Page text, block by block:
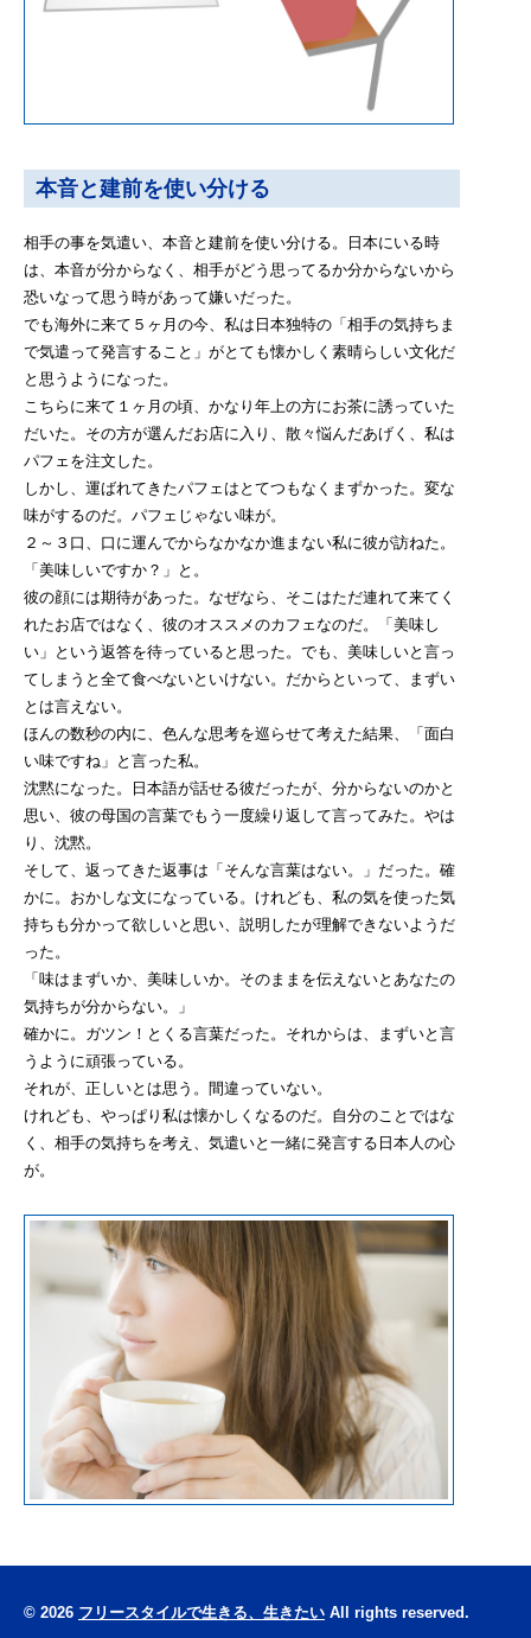
本音と建前を使い分ける
相手の事を気遣い、本音と建前を使い分ける。日本にいる時
は、本音が分からなく、相手がどう思ってるか分からないから
恐いなって思う時があって嫌いだった。
でも海外に来て５ヶ月の今、私は日本独特の「相手の気持ちま
で気遣って発言すること」がとても懐かしく素晴らしい文化だ
と思うようになった。
こちらに来て１ヶ月の頃、かなり年上の方にお茶に誘っていた
だいた。その方が選んだお店に入り、散々悩んだあげく、私は
パフェを注文した。
しかし、運ばれてきたパフェはとてつもなくまずかった。変な
味がするのだ。パフェじゃない味が。
２～３口、口に運んでからなかなか進まない私に彼が訪ねた。
「美味しいですか？」と。
彼の顔には期待があった。なぜなら、そこはただ連れて来てく
れたお店ではなく、彼のオススメのカフェなのだ。「美味し
い」という返答を待っていると思った。でも、美味しいと言っ
てしまうと全て食べないといけない。だからといって、まずい
とは言えない。
ほんの数秒の内に、色んな思考を巡らせて考えた結果、「面白
い味ですね」と言った私。
沈黙になった。日本語が話せる彼だったが、分からないのかと
思い、彼の母国の言葉でもう一度繰り返して言ってみた。やは
り、沈黙。
そして、返ってきた返事は「そんな言葉はない。」だった。確
かに。おかしな文になっている。けれども、私の気を使った気
持ちも分かって欲しいと思い、説明したが理解できないようだ
った。
「味はまずいか、美味しいか。そのままを伝えないとあなたの
気持ちが分からない。」
確かに。ガツン！とくる言葉だった。それからは、まずいと言
うように頑張っている。
それが、正しいとは思う。間違っていない。
けれども、やっぱり私は懐かしくなるのだ。自分のことではな
く、相手の気持ちを考え、気遣いと一緒に発言する日本人の心
が。
© 2026 フリースタイルで生きる、生きたい All rights reserved.